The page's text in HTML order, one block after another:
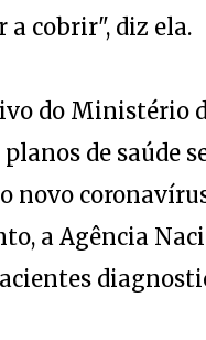
a cobrir", diz ela.
do Ministério
de saúde
novo
a Agência